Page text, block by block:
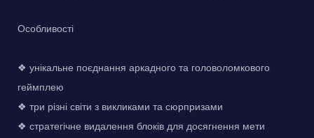
Особливості
❖ унікальне поєднання аркадного та головоломкового
геймплею
❖ три різні світи з викликами та сюрпризами
❖ стратегічне видалення блоків для досягнення мети